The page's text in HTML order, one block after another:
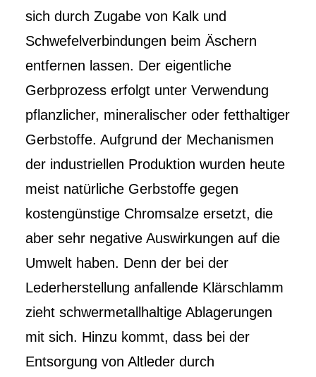
sich durch Zugabe von Kalk­ und
Schwefelverbindungen beim Äschern
entfernen lassen. Der eigentliche
Gerbpro­zess erfolgt unter Verwendung
pflanzlicher­, mineralischer­ oder fetthaltiger
Gerbstoffe. Aufgrund der Mechanismen
der industriellen Produktion wurden heute
meist natürliche Gerbstoffe gegen
kostengünstige Chromsalze ersetzt, die
aber sehr negative Auswirkungen auf die
Umwelt haben. Denn der bei der
Lederherstellung anfallende Klärschlamm
zieht schwermetallhaltige Ablagerungen
mit sich. Hinzu kommt, dass bei der
Entsorgung von Altleder durch